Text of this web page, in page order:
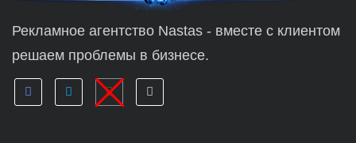
Рекламное агентство Nastas - вместе с клиентом
решаем проблемы в бизнесе.